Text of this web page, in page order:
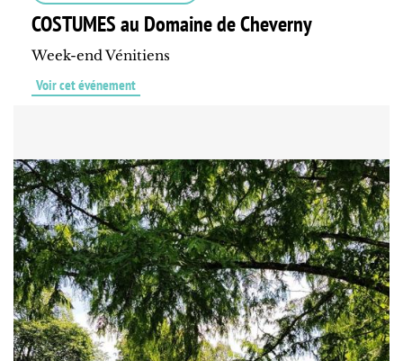
COSTUMES au Domaine de Cheverny
Week-end Vénitiens
Voir cet événement